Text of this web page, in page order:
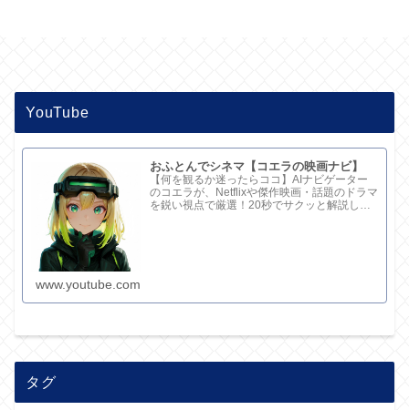
YouTube
おふとんでシネマ【コエラの映画ナビ】
【何を観るか迷ったらココ】AIナビゲーター
のコエラが、Netflixや傑作映画・話題のドラマ
を鋭い視点で厳選！20秒でサクッと解説して
www.youtube.com
タグ